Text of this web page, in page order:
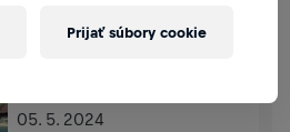
05. 5. 2024
Prijať súbory cookie